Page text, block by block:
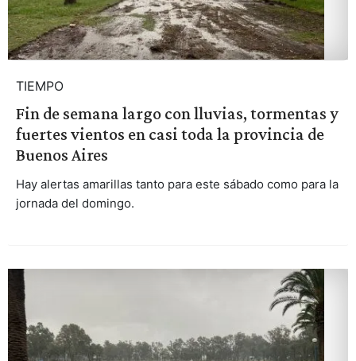
TIEMPO
Fin de semana largo con lluvias, tormentas y
fuertes vientos en casi toda la provincia de
Buenos Aires
Hay alertas amarillas tanto para este sábado como para la
jornada del domingo.